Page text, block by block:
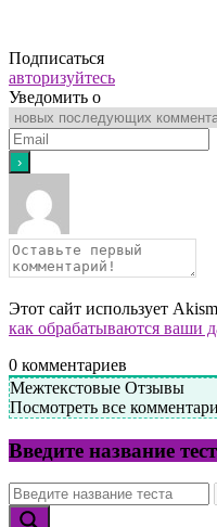
Подписаться
авторизуйтесь
Уведомить о
Этот сайт использует
как обрабатываются ваши
0 комментариев
Межтекстовые Отзывы
Посмотреть все
Введите название